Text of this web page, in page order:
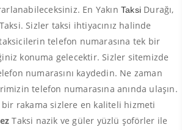
En YakınTaksi Durağı,
Sizler taksi ihtiyacınız halinde
telefon numarasına tek bir
konuma gelecektir. Sizler sitemizde
numarasını kaydedin. Ne zaman
telefon numarasına anında ulaşın.
rakama sizlere en kaliteli hizmeti
Taksi nazik ve güler yüzlü şoförler ile